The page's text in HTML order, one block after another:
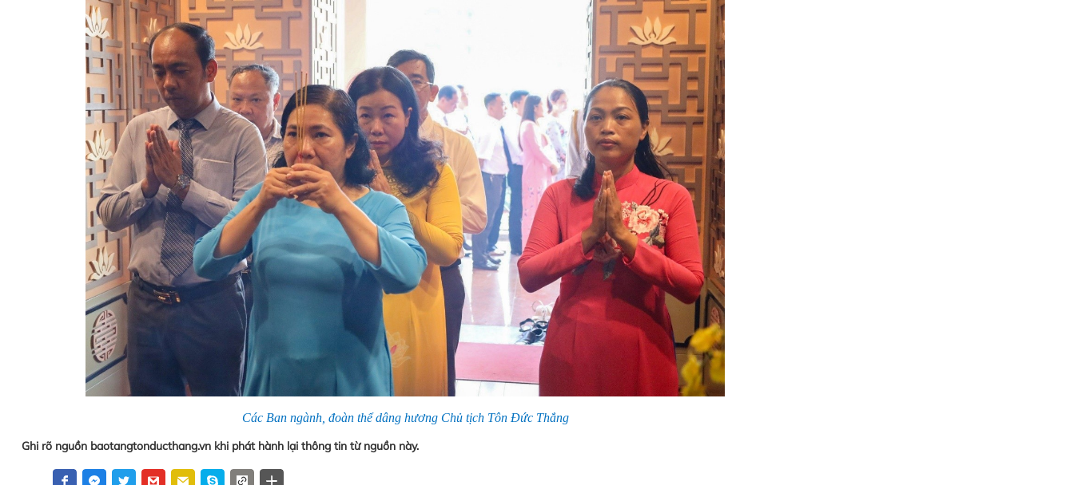
Các Ban ngành, đoàn thể dâng hương Chủ tịch Tôn Đức Thắng
Ghi rõ nguồn baotangtonducthang.vn khi phát hành lại thông tin từ nguồn này.